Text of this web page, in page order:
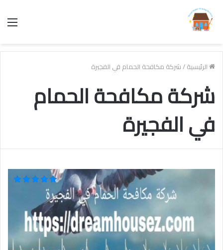
الرئيسية/شركة مكافحة الحمام في الفجيرة
شركة مكافحة الحمام
في الفجيرة